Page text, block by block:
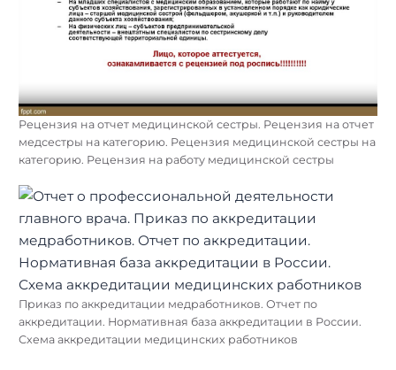
Рецензия на отчет медицинской сестры. Рецензия на отчет
медсестры на категорию. Рецензия медицинской сестры на
категорию. Рецензия на работу медицинской сестры
Приказ по аккредитации медработников. Отчет по
аккредитации. Нормативная база аккредитации в России.
Схема аккредитации медицинских работников